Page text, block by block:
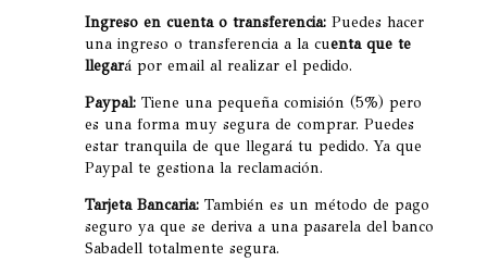
Ingreso en cuenta o transferencia:Puedes hacer
una ingreso o transferencia a la cuenta que te
llegará por email al realizar el pedido.
Paypal:Tiene una pequeña comisión (5%) pero
es una forma muy segura de comprar. Puedes
estar tranquila de que llegará tu pedido. Ya que
Paypal te gestiona la reclamación.
Tarjeta Bancaria:También es un método de pago
seguro ya que se deriva a una pasarela del banco
Sabadell totalmente segura.